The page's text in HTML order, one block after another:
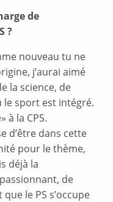
de
?
nouveau tu ne
j’aurai aimé
la science, de
le sport est intégré.
à la CPS.
d’être dans cette
pour le thème,
déjà la
de
le PS s’occupe